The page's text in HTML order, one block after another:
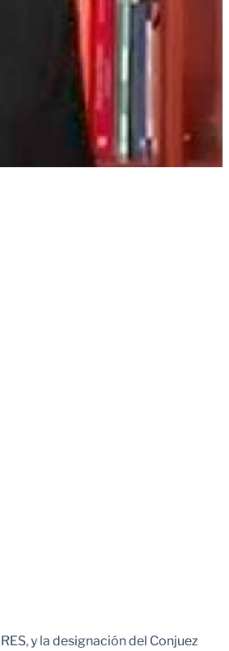
y la designación del Conjuez